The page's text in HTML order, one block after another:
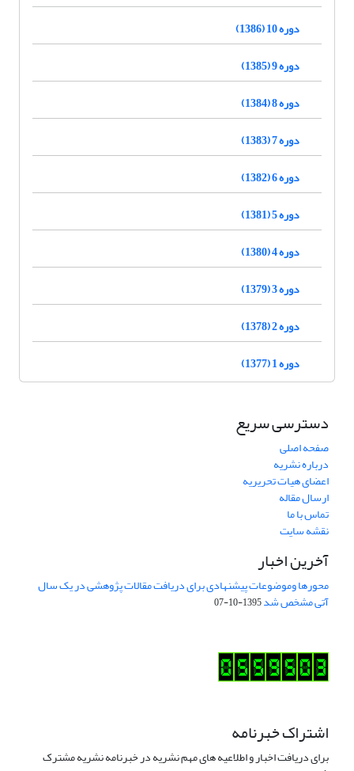
دوره 10 (1386)
دوره 9 (1385)
دوره 8 (1384)
دوره 7 (1383)
دوره 6 (1382)
دوره 5 (1381)
دوره 4 (1380)
دوره 3 (1379)
دوره 2 (1378)
دوره 1 (1377)
دسترسی سریع
صفحه اصلی
درباره نشریه
اعضای هیات تحریریه
ارسال مقاله
تماس با ما
نقشه سایت
آخرین اخبار
محورها وموضوعات پیشنهادی برای دریافت مقالات پژوهشی در یک سال
آتی مشخص شد1395-10-07
اشتراک خبرنامه
برای دریافت اخبار و اطلاعیه های مهم نشریه در خبرنامه نشریه مشترک